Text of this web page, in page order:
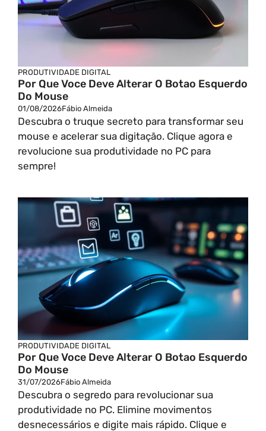
PRODUTIVIDADE DIGITAL
Por Que Voce Deve Alterar O Botao Esquerdo
Do Mouse
01/08/2026Fábio Almeida
Descubra o truque secreto para transformar seu
mouse e acelerar sua digitação. Clique agora e
revolucione sua produtividade no PC para
sempre!
PRODUTIVIDADE DIGITAL
Por Que Voce Deve Alterar O Botao Esquerdo
Do Mouse
31/07/2026Fábio Almeida
Descubra o segredo para revolucionar sua
produtividade no PC. Elimine movimentos
desnecessários e digite mais rápido. Clique e